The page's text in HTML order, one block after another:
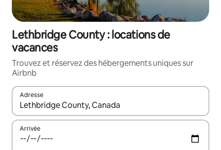
Lethbridge County : locations de
vacances
Trouvez et réservez des hébergements uniques sur
Airbnb
Adresse
Lorsque les résultats s'affichent, utilisez les flèches vers le
Arrivée